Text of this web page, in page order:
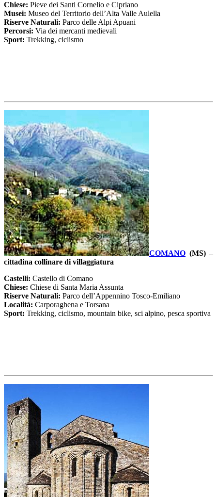
Chiese: Pieve dei Santi Cornelio e Cipriano
Musei: Museo del Territorio dell’Alta Valle Aulella
Riserve Naturali: Parco delle Alpi Apuani
Percorsi: Via dei mercanti medievali
Sport: Trekking, ciclismo
COMANO (MS)–
cittadina collinare di villaggiatura
Castelli: Castello di Comano
Chiese: Chiese di Santa Maria Assunta
Riserve Naturali: Parco dell’Appennino Tosco-Emiliano
Località: Carporaghena e Torsana
Sport: Trekking, ciclismo, mountain bike, sci alpino, pesca sportiva